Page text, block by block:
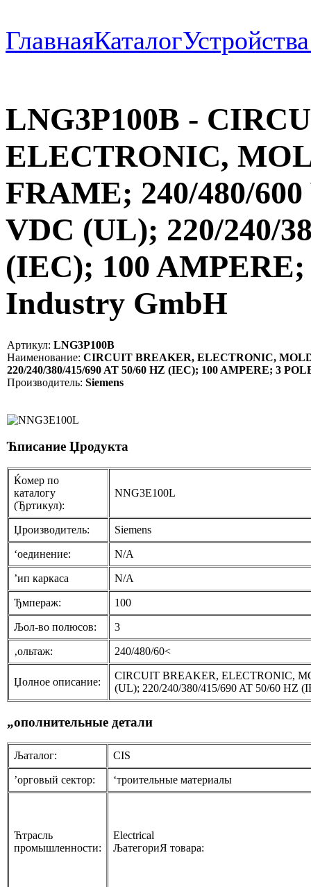
ГлавнаяКаталог
LNG3P100B -
ELECTRONIC,
FRAME; 240/480/
VDC (UL); 220/240/
(IEC); 100
Industry GmbH
Артикул: LNG3P100B
Наименование: CIRCUIT BREAKER, ELECTRONIC,
220/240/380/415/690 AT 50/60 HZ (IEC); 100 AMPERE; 3
Производитель: Siemens
Ћписание Џродукта
Ќомер по
каталогу
(Ђртикул):
NNG3E100L
Џроизводитель: Siemens
‘оединение: N/A
’ип каркаса N/A
Ђмпераж: 100
Љол-во полюсов: 3
‚ольтаж: 240/480/60<
Џолное описание:
CIRCUIT BREAKER, ELECTRONIC,
(UL); 220/240/380/415/690 AT 50/60 HZ
„ополнительные детали
Љаталог: CIS
’орговый сектор: ‘троительные материалы
Ћтрасль
промышленности:
Electrical
ЉатегориЯ товара: